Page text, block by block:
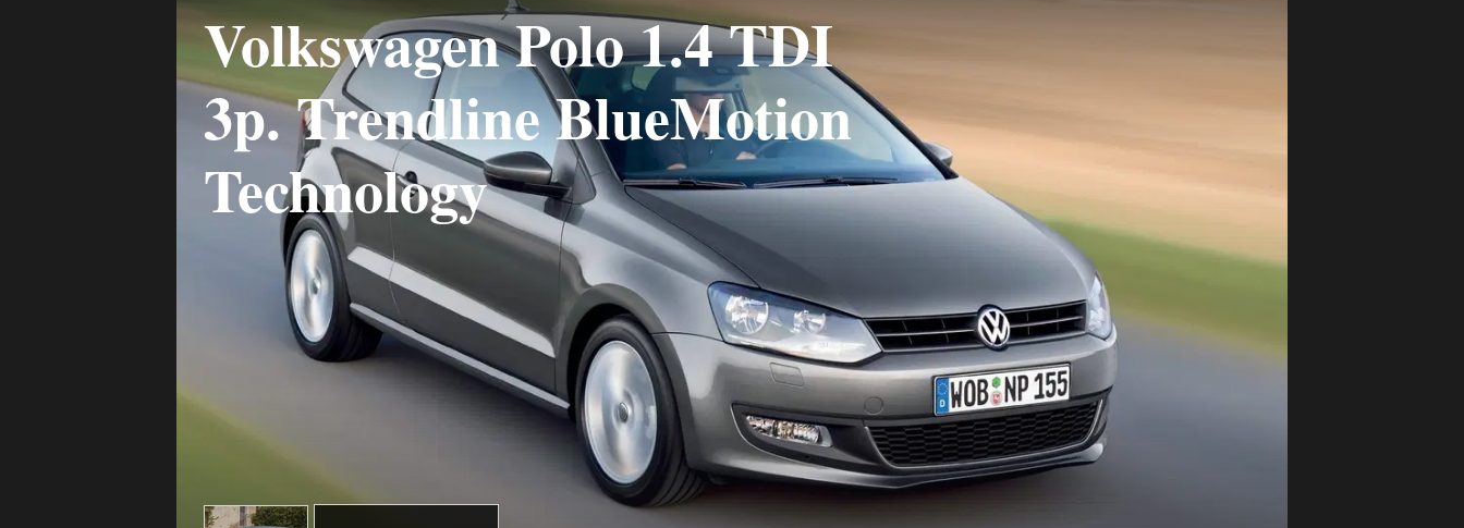
Volkswagen Polo 1.4 TDI
3p. Trendline BlueMotion
Technology